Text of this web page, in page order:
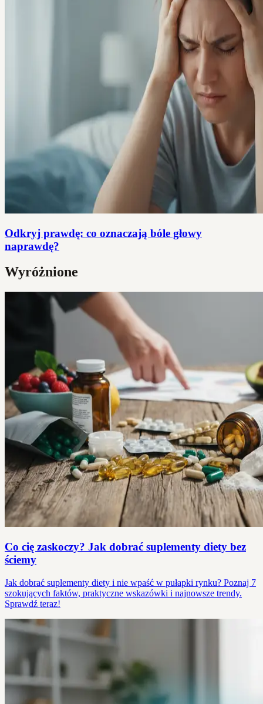
Odkryj prawdę: co oznaczają bóle głowy
naprawdę?
Wyróżnione
Co cię zaskoczy? Jak dobrać suplementy diety bez
ściemy
Jak dobrać suplementy diety i nie wpaść w pułapki rynku? Poznaj 7
szokujących faktów, praktyczne wskazówki i najnowsze trendy.
Sprawdź teraz!